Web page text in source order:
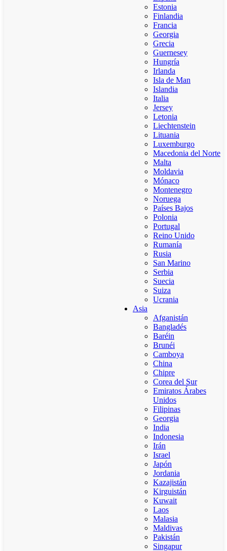
Estonia
Finlandia
Francia
Georgia
Grecia
Guernesey
Hungría
Irlanda
Isla de Man
Islandia
Italia
Jersey
Letonia
Liechtenstein
Lituania
Luxemburgo
Macedonia del Norte
Malta
Moldavia
Mónaco
Montenegro
Noruega
Países Bajos
Polonia
Portugal
Reino Unido
Rumanía
Rusia
San Marino
Serbia
Suecia
Suiza
Ucrania
Asia
Afganistán
Bangladés
Baréin
Brunéi
Camboya
China
Chipre
Corea del Sur
Emiratos Árabes
Unidos
Filipinas
Georgia
India
Indonesia
Irán
Israel
Japón
Jordania
Kazajistán
Kirguistán
Kuwait
Laos
Malasia
Maldivas
Pakistán
Singapur